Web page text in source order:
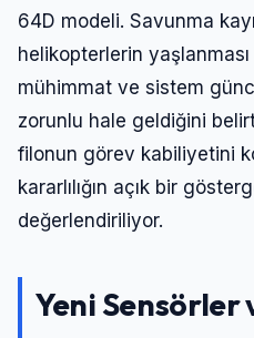
64D modeli. Savunma
helikopterlerin
mühimmat ve sistem
zorunlu hale geldiğini
filonun görev kabiliyetini
kararlılığın açık bir
değerlendiriliyor.
Yeni Sensörler